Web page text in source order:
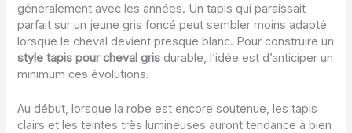
généralement avec les années. Un tapis qui paraissait
parfait sur un jeune gris foncé peut sembler moins adapté
lorsque le cheval devient presque blanc. Pour construire un
style tapis pour cheval gris durable, l’idée est d’anticiper un
minimum ces évolutions.
Au début, lorsque la robe est encore soutenue, les tapis
clairs et les teintes très lumineuses auront tendance à bien